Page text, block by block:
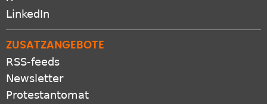
LinkedIn
ZUSATZANGEBOTE
RSS-feeds
Newsletter
Protestantomat